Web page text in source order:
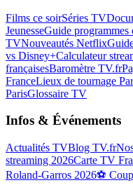
Films ce soirSéries TV
JeunesseGuide programmes
TVNouveautés Netflix
vs Disney+Calculateur
françaisesBaromètre TV.fr
FranceLieux de tournage
ParisGlossaire TV
Infos & Événements
Actualités TVBlog TV.fr
streaming 2026Carte TV
Roland-Garros 2026⚽